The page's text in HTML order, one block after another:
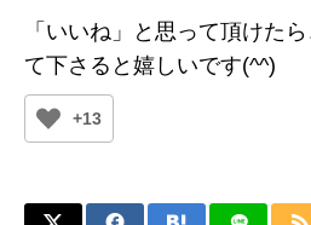
「いいね」と思って頂けた
て下さると嬉しいです(^^)
+13